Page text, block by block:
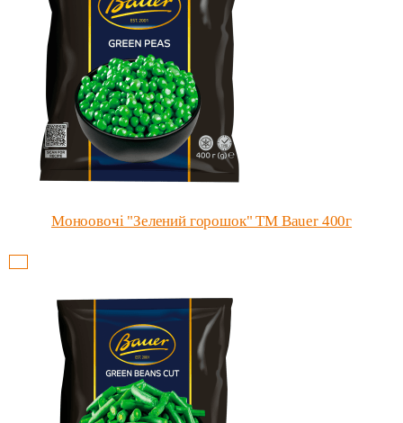
Моноовочі "Зелений горошок" ТМ Bauer 400г